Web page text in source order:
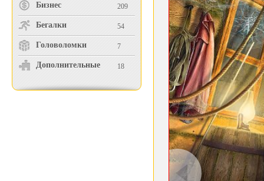
Бизнес 209
Бегалки 54
Головоломки 7
Дополнительные 18